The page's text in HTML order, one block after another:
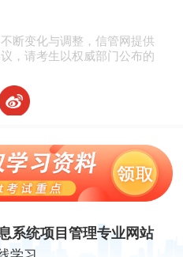
断变化与调整，信管网提供
，请考生以权威部门公布的
系统项目管理专业网站